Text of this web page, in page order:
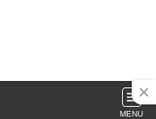
MENU